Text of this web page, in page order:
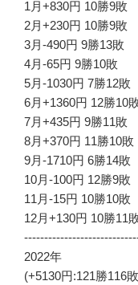
1月+830円 10勝9敗
2月+230円 10勝9敗
3月-490円 9勝13敗
4月-65円 9勝10敗
5月-1030円 7勝12敗
6月+1360円 12勝10
7月+435円 9勝11敗
8月+370円 11勝10敗
9月-1710円 6勝14敗
10月-100円 12勝9敗
11月-15円 10勝10敗
12月+130円 10勝11
2022年
(+5130円:121勝116敗